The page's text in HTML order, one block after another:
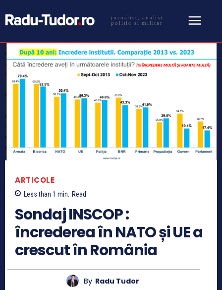
jurnalist, analist
politic si militar
ARTICOLE
Less than 1 min. Read
Sondaj INSCOP :
încrederea în NATO și UE a
crescut în România
By Radu Tudor